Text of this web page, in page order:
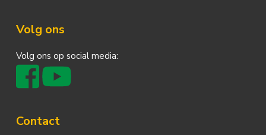
Footer
Volg ons
Volg ons op social media:
Contact